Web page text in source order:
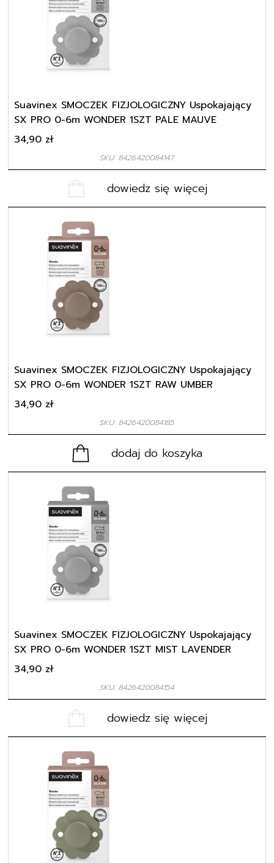
Suavinex SMOCZEK FIZJOLOGICZNY Uspokajający
SX PRO 0-6m WONDER 1SZT PALE MAUVE
SKU: 8426420084147
34,90 zł
dowiedz się więcej
Suavinex SMOCZEK FIZJOLOGICZNY Uspokajający
SX PRO 0-6m WONDER 1SZT RAW UMBER
SKU: 8426420084185
34,90 zł
dodaj do koszyka
Suavinex SMOCZEK FIZJOLOGICZNY Uspokajający
SX PRO 0-6m WONDER 1SZT MIST LAVENDER
SKU: 8426420084154
34,90 zł
dowiedz się więcej